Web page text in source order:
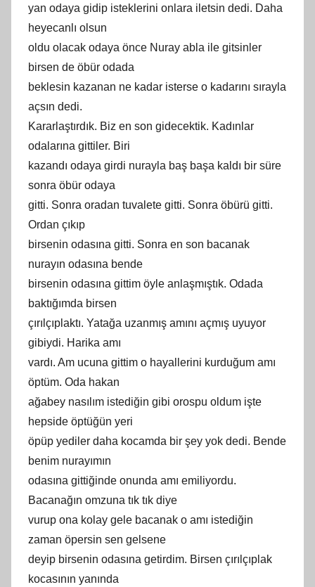
yan odaya gidip isteklerini onlara iletsin dedi. Daha
heyecanlı olsun
oldu olacak odaya önce Nuray abla ile gitsinler
birsen de öbür odada
beklesin kazanan ne kadar isterse o kadarını sırayla
açsın dedi.
Kararlaştırdık. Biz en son gidecektik. Kadınlar
odalarına gittiler. Biri
kazandı odaya girdi nurayla baş başa kaldı bir süre
sonra öbür odaya
gitti. Sonra oradan tuvalete gitti. Sonra öbürü gitti.
Ordan çıkıp
birsenin odasına gitti. Sonra en son bacanak
nurayın odasına bende
birsenin odasına gittim öyle anlaşmıştık. Odada
baktığımda birsen
çırılçıplaktı. Yatağa uzanmış amını açmış uyuyor
gibiydi. Harika amı
vardı. Am ucuna gittim o hayallerini kurduğum amı
öptüm. Oda hakan
ağabey nasılım istediğin gibi orospu oldum işte
hepside öptüğün yeri
öpüp yediler daha kocamda bir şey yok dedi. Bende
benim nurayımın
odasına gittiğinde onunda amı emiliyordu.
Bacanağın omzuna tık tık diye
vurup ona kolay gele bacanak o amı istediğin
zaman öpersin sen gelsene
deyip birsenin odasına getirdim. Birsen çırılçıplak
kocasının yanında